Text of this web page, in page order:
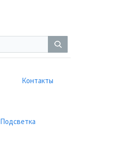
Контакты
Подсветка